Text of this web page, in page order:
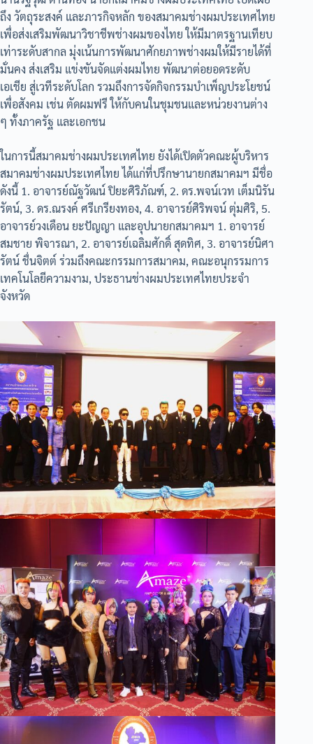
ถึง วัตถุระสงค์ และภารกิจหลัก ของสมาคมช่างผมประเทศไทย
เพื่อส่งเสริมพัฒนาวิชาชีพช่างผมของไทย ให้มีมาตรฐานเทียบ
เท่าระดับสากล มุ่งเน้นการพัฒนาศักยภาพช่างผมให้มีรายได้ที่
มั่นคง ส่งเสริม แข่งขันจัดแต่งผมไทย พัฒนาต่อยอดระดับ
เอเชีย สู่เวทีระดับโลก รวมถึงการจัดกิจกรรมบำเพ็ญประโยชน์
เพื่อสังคม เช่น ตัดผมฟรี ให้กับคนในชุมชนและหน่วยงานต่าง
ๆ ทั้งภาครัฐ และเอกชน
ในการนี้สมาคมช่างผมประเทศไทย ยังได้เปิดตัวคณะผู้บริหาร
สมาคมช่างผมประเทศไทย ได้แก่ที่ปรึกษานายกสมาคมฯ มีชื่อ
ดังนี้ 1. อาจารย์ณัฐวัฒน์ ปิยะศิริภัณฑ์, 2. ดร.พจน์เวท เต็มนิรัน
รัตน์, 3. ดร.ณรงค์ ศรีเกรียงทอง, 4. อาจารย์ศิริพจน์ ตุ่มศิริ, 5.
อาจารย์วงเดือน ยะปัญญา และอุปนายกสมาคมฯ 1. อาจารย์
สมชาย พิจารณา, 2. อาจารย์เฉลิมศักดิ์ สุดทิศ, 3. อาจารย์นิศา
รัตน์ ชื่นจิตต์ ร่วมถึงคณะกรรมการสมาคม, คณะอนุกรรมการ
เทคโนโลยีความงาม, ประธานช่างผมประเทศไทยประจำ
จังหวัด